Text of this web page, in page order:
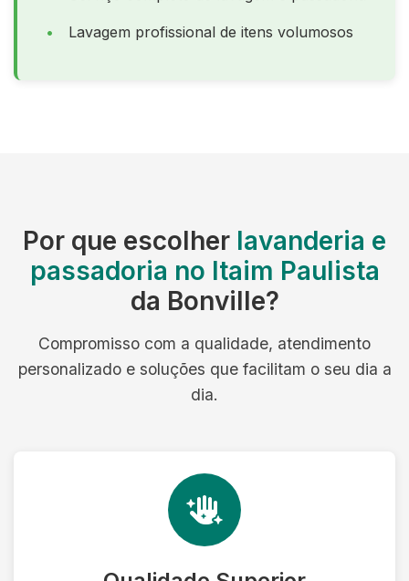
Lavagem profissional de itens volumosos
Por que escolher lavanderia e
passadoria no Itaim Paulista
da Bonville?
Compromisso com a qualidade, atendimento
personalizado e soluções que facilitam o seu dia a
dia.